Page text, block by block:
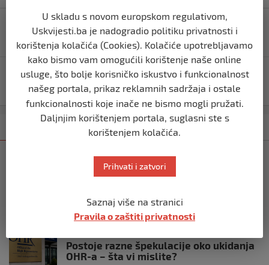
Navigacija
objava
Objavljena cijena: Evo koliko će ove godine vjernike
koštati odlazak na hadž
Vođa Huta uputio jezivu poruku Americi i Britaniji:
očekujte odgovor svake minute
Najnovije
Ravnopravnost da — politička
prije 2 mjeseca
Postoje razne špekulacije oko ukidanja
OHR-a – šta vi mislite?
U skladu s novom europskom regulativom,
Uskvijesti.ba je nadogradio politiku privatnosti i
korištenja kolačića (Cookies). Kolačiće upotrebljavamo
kako bismo vam omogućili korištenje naše online
usluge, što bolje korisničko iskustvo i funkcionalnost
našeg portala, prikaz reklamnih sadržaja i ostale
funkcionalnosti koje inače ne bismo mogli pružati.
Daljnjim korištenjem portala, suglasni ste s
korištenjem kolačića.
Prihvati i zatvori
Saznaj više na stranici
Pravila o zaštiti privatnosti